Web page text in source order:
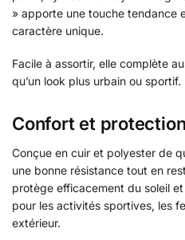
» apporte une touche tendance
caractère unique.
Facile à assortir, elle complète
qu’un look plus urbain ou sportif.
Confort et
Conçue en cuir et polyester de
une bonne résistance tout en
protège efficacement du soleil
pour les activités sportives, les
extérieur.